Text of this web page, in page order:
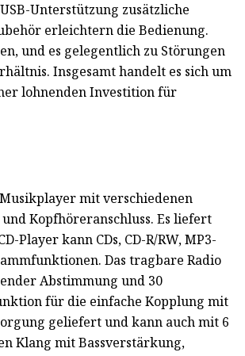
Unterstützung zusätzliche
erleichtern die Bedienung.
und es gelegentlich zu Störungen
Insgesamt handelt es sich um
lohnenden Investition für
mit verschiedenen
Kopfhöreranschluss. Es liefert
Player kann CDs, CD-R/RW, MP3-
Das tragbare Radio
Abstimmung und 30
für die einfache Kopplung mit
geliefert und kann auch mit 6
Klang mit Bassverstärkung,